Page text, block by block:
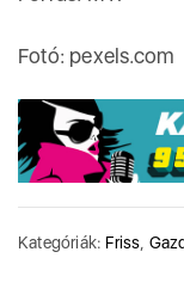
Fotó: pexels.com
Kategóriák: Friss